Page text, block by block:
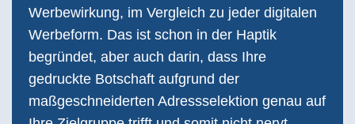
Werbewirkung, im Vergleich zu jeder digitalen
Werbeform. Das ist schon in der Haptik
begründet, aber auch darin, dass Ihre
gedruckte Botschaft aufgrund der
maßgeschneiderten Adressselektion genau auf